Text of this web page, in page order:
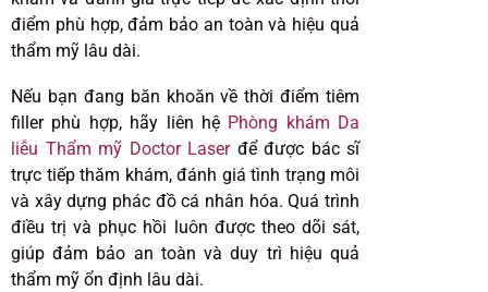
điểm phù hợp, đảm bảo an toàn và hiệu quả
thẩm mỹ lâu dài.
Nếu bạn đang băn khoăn về thời điểm tiêm
filler phù hợp, hãy liên hệ Phòng khám Da
liễu Thẩm mỹ Doctor Laserđể được bác sĩ
trực tiếp thăm khám, đánh giá tình trạng môi
và xây dựng phác đồ cá nhân hóa. Quá trình
điều trị và phục hồi luôn được theo dõi sát,
giúp đảm bảo an toàn và duy trì hiệu quả
thẩm mỹ ổn định lâu dài.